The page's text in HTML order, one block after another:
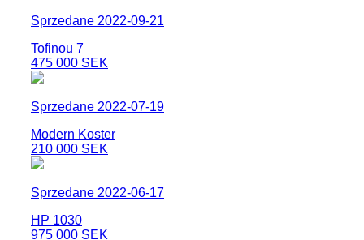
Sprzedane 2022-09-21
Tofinou 7
475 000 SEK
Sprzedane 2022-07-19
Modern Koster
210 000 SEK
Sprzedane 2022-06-17
HP 1030
975 000 SEK